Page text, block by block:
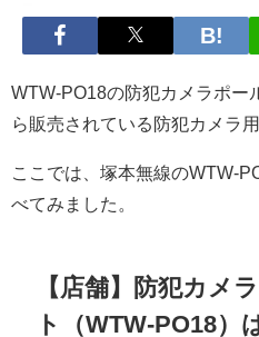
WTW-PO18の防犯カメラポー
ら販売されている防犯カメラ
ここでは、塚本無線のWTW-
べてみました。
【店舗】防犯カメ
ト（WTW-PO18）